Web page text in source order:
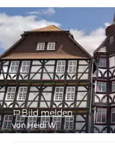
Bild melden
von Heidi W